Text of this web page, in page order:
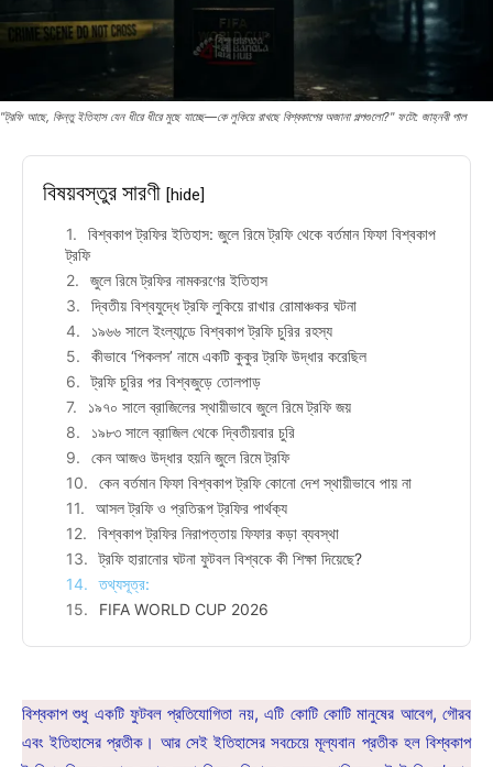
"ট্রফি আছে, কিন্তু ইতিহাস যেন ধীরে ধীরে মুছে যাচ্ছে—কে লুকিয়ে রাখছে বিশ্বকাপের অজানা গল্পগুলো?" ফটো: জাহ্নবী পাল
বিষয়বস্তুর সারণী [hide]
বিশ্বকাপ ট্রফির ইতিহাস: জুলে রিমে ট্রফি থেকে বর্তমান ফিফা বিশ্বকাপ
ট্রফি
জুলে রিমে ট্রফির নামকরণের ইতিহাস
দ্বিতীয় বিশ্বযুদ্ধে ট্রফি লুকিয়ে রাখার রোমাঞ্চকর ঘটনা
১৯৬৬ সালে ইংল্যান্ডে বিশ্বকাপ ট্রফি চুরির রহস্য
কীভাবে ‘পিকলস’ নামে একটি কুকুর ট্রফি উদ্ধার করেছিল
ট্রফি চুরির পর বিশ্বজুড়ে তোলপাড়
১৯৭০ সালে ব্রাজিলের স্থায়ীভাবে জুলে রিমে ট্রফি জয়
১৯৮৩ সালে ব্রাজিল থেকে দ্বিতীয়বার চুরি
কেন আজও উদ্ধার হয়নি জুলে রিমে ট্রফি
কেন বর্তমান ফিফা বিশ্বকাপ ট্রফি কোনো দেশ স্থায়ীভাবে পায় না
আসল ট্রফি ও প্রতিরূপ ট্রফির পার্থক্য
বিশ্বকাপ ট্রফির নিরাপত্তায় ফিফার কড়া ব্যবস্থা
ট্রফি হারানোর ঘটনা ফুটবল বিশ্বকে কী শিক্ষা দিয়েছে?
তথ্যসূত্র:
FIFA WORLD CUP 2026
বিশ্বকাপ শুধু একটি ফুটবল প্রতিযোগিতা নয়, এটি কোটি কোটি মানুষের আবেগ, গৌরব
এবং ইতিহাসের প্রতীক। আর সেই ইতিহাসের সবচেয়ে মূল্যবান প্রতীক হল বিশ্বকাপ